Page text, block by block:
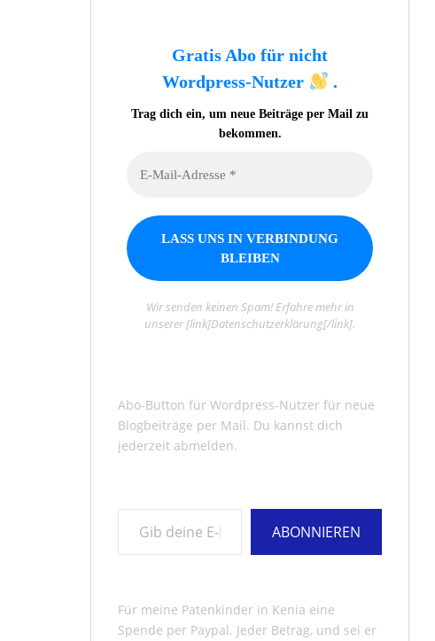
Gratis Abo für nicht
Wordpress-Nutzer
.
Trag dich ein, um neue Beiträge per Mail zu
bekommen.
Wir senden keinen Spam! Erfahre mehr in
unserer [link]Datenschutzerklärung[/link].
Abo-Button für Wordpress-Nutzer für neue
Blogbeiträge per Mail. Du kannst dich
jederzeit abmelden.
ABONNIEREN
Für meine Patenkinder in Kenia eine
Spende per Paypal. Jeder Betrag, und sei er